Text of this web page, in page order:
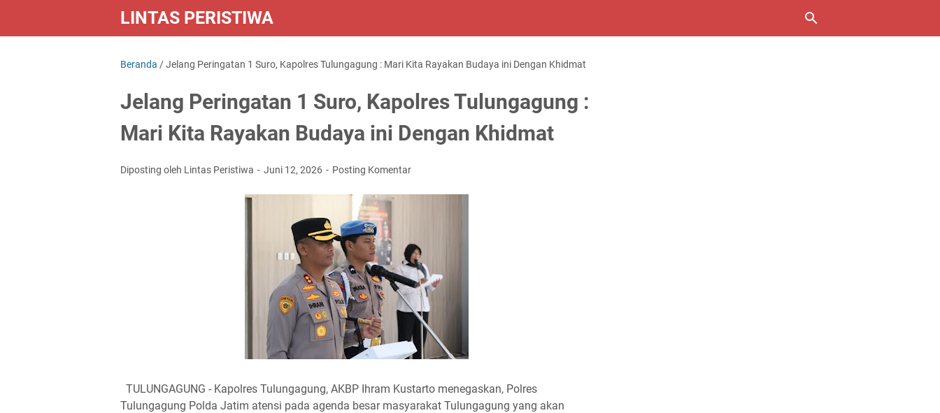
LINTAS PERISTIWA
Beranda /Jelang Peringatan 1 Suro, Kapolres Tulungagung : Mari Kita Rayakan Budaya ini Dengan Khidmat
Jelang Peringatan 1 Suro, Kapolres Tulungagung :
Mari Kita Rayakan Budaya ini Dengan Khidmat
Diposting oleh Lintas Peristiwa Juni 12, 2026 Posting Komentar
TULUNGAGUNG - Kapolres Tulungagung, AKBP Ihram Kustarto menegaskan, Polres
Tulungagung Polda Jatim atensi pada agenda besar masyarakat Tulungagung yang akan